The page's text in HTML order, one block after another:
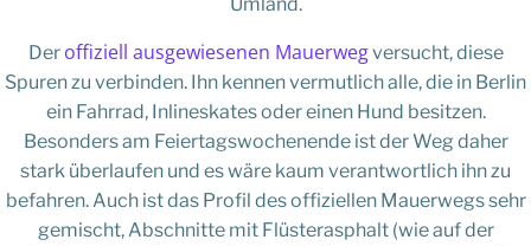
Der offiziell ausgewiesenen Mauerwegversucht, diese
Spuren zu verbinden. Ihn kennen vermutlich alle, die in Berlin
ein Fahrrad, Inlineskates oder einen Hund besitzen.
Besonders am Feiertagswochenende ist der Weg daher
stark überlaufen und es wäre kaum verantwortlich ihn zu
befahren. Auch ist das Profil des offiziellen Mauerwegs sehr
gemischt, Abschnitte mit Flüsterasphalt (wie auf der